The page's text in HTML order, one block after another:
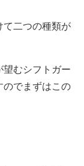
て二つの種類が
望むシフトガー
のでまずはこの